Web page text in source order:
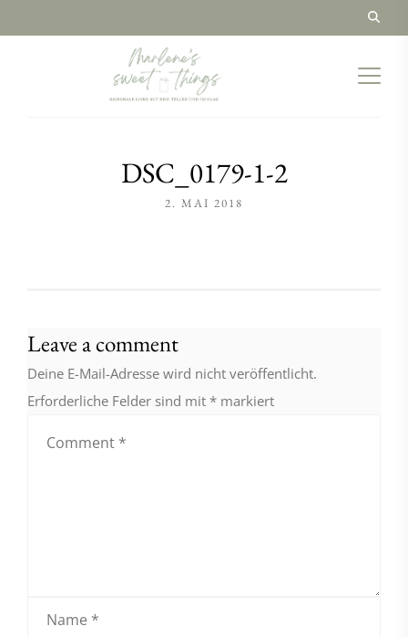
DSC_0179-1-2
2. MAI 2018
Leave a comment
Deine E-Mail-Adresse wird nicht veröffentlicht.
Erforderliche Felder sind mit * markiert